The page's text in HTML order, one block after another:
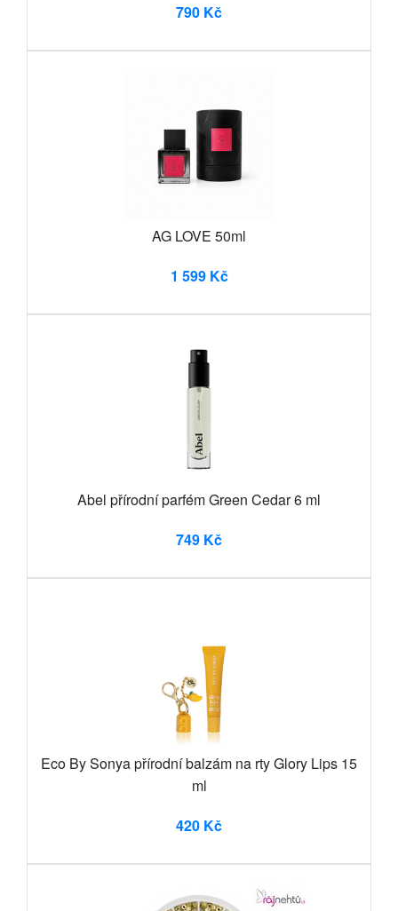
790 Kč
AG LOVE 50ml
1 599 Kč
Abel přírodní parfém Green Cedar 6 ml
749 Kč
Eco By Sonya přírodní balzám na rty Glory Lips 15
ml
420 Kč